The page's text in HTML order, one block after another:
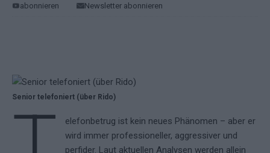
abonnieren
Newsletter abonnieren
Senior telefoniert (über Rido)
elefonbetrug ist kein neues Phänomen – aber er
wird immer professioneller, aggressiver und
perfider. Laut aktuellen Analysen werden allein